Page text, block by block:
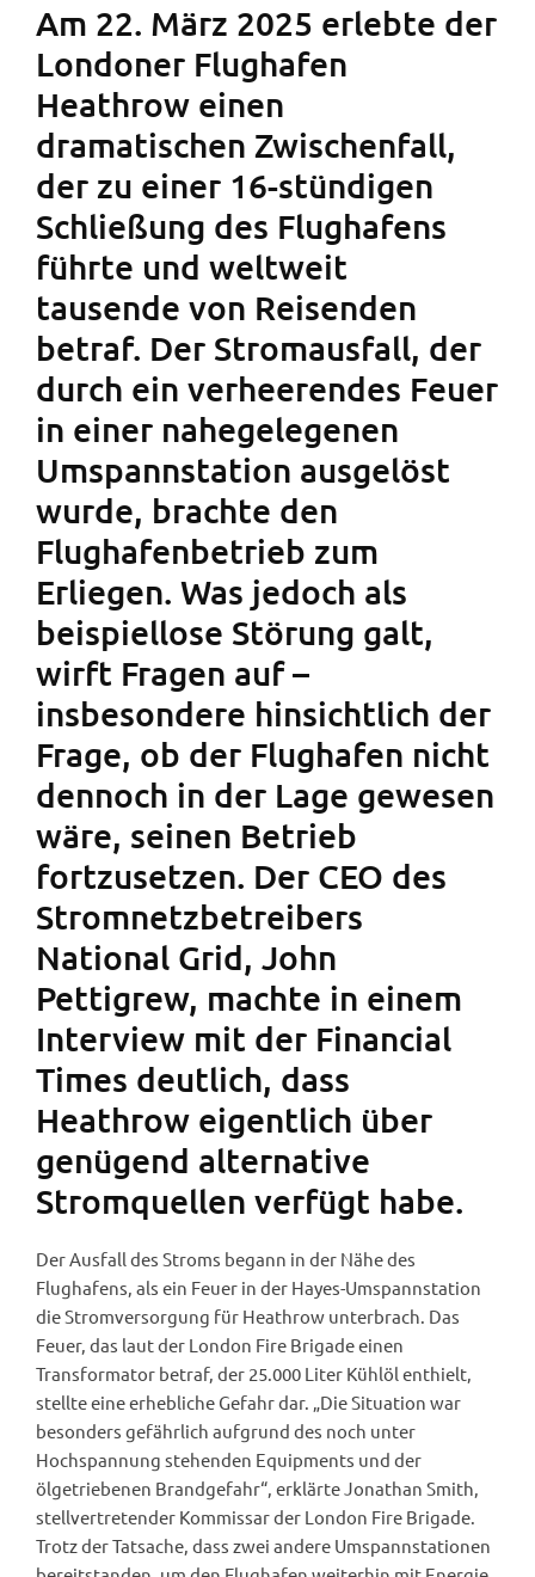
Am 22. März 2025 erlebte der
Londoner Flughafen
Heathrow einen
dramatischen Zwischenfall,
der zu einer 16-stündigen
Schließung des Flughafens
führte und weltweit
tausende von Reisenden
betraf. Der Stromausfall, der
durch ein verheerendes Feuer
in einer nahegelegenen
Umspannstation ausgelöst
wurde, brachte den
Flughafenbetrieb zum
Erliegen. Was jedoch als
beispiellose Störung galt,
wirft Fragen auf –
insbesondere hinsichtlich der
Frage, ob der Flughafen nicht
dennoch in der Lage gewesen
wäre, seinen Betrieb
fortzusetzen. Der CEO des
Stromnetzbetreibers
National Grid, John
Pettigrew, machte in einem
Interview mit der Financial
Times deutlich, dass
Heathrow eigentlich über
genügend alternative
Stromquellen verfügt habe.
Der Ausfall des Stroms begann in der Nähe des
Flughafens, als ein Feuer in der Hayes-Umspannstation
die Stromversorgung für Heathrow unterbrach. Das
Feuer, das laut der London Fire Brigade einen
Transformator betraf, der 25.000 Liter Kühlöl enthielt,
stellte eine erhebliche Gefahr dar. „Die Situation war
besonders gefährlich aufgrund des noch unter
Hochspannung stehenden Equipments und der
ölgetriebenen Brandgefahr“, erklärte Jonathan Smith,
stellvertretender Kommissar der London Fire Brigade.
Trotz der Tatsache, dass zwei andere Umspannstationen